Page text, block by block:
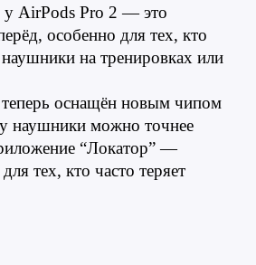
у AirPods Pro 2 — это
особенно для тех, кто
наушники на тренировках или
оснащён новым чипом
наушники можно точнее
“Локатор” —
тех, кто часто теряет